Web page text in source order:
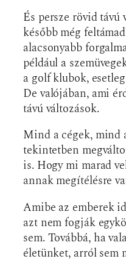
És persze rövid távú
később még
alacsonyabb
például a
a golf klubok,
De valójában, ami
távú változások.
Mind a cégek, mind
tekintetben
is. Hogy mi marad
annak megítélésre
Amibe az emberek
azt nem fogják
sem. Továbbá, ha
életünket, arról sem